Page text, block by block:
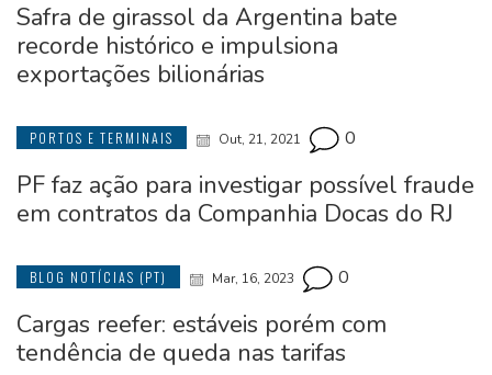
Safra de girassol da Argentina bate
recorde histórico e impulsiona
exportações bilionárias
PORTOS E TERMINAIS Out, 21, 2021 0
PF faz ação para investigar possível fraude
em contratos da Companhia Docas do RJ
BLOG NOTÍCIAS (PT) Mar, 16, 2023 0
Cargas reefer: estáveis porém com
tendência de queda nas tarifas